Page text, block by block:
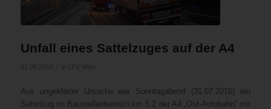
Unfall eines Sattelzuges auf der A4
Aus ungeklärter Ursache war Sonntagabend (31.07.2016) ein
Sattelzug im Baustellenbereich km 5.2 der A4 „Ost-Autobahn“ mit